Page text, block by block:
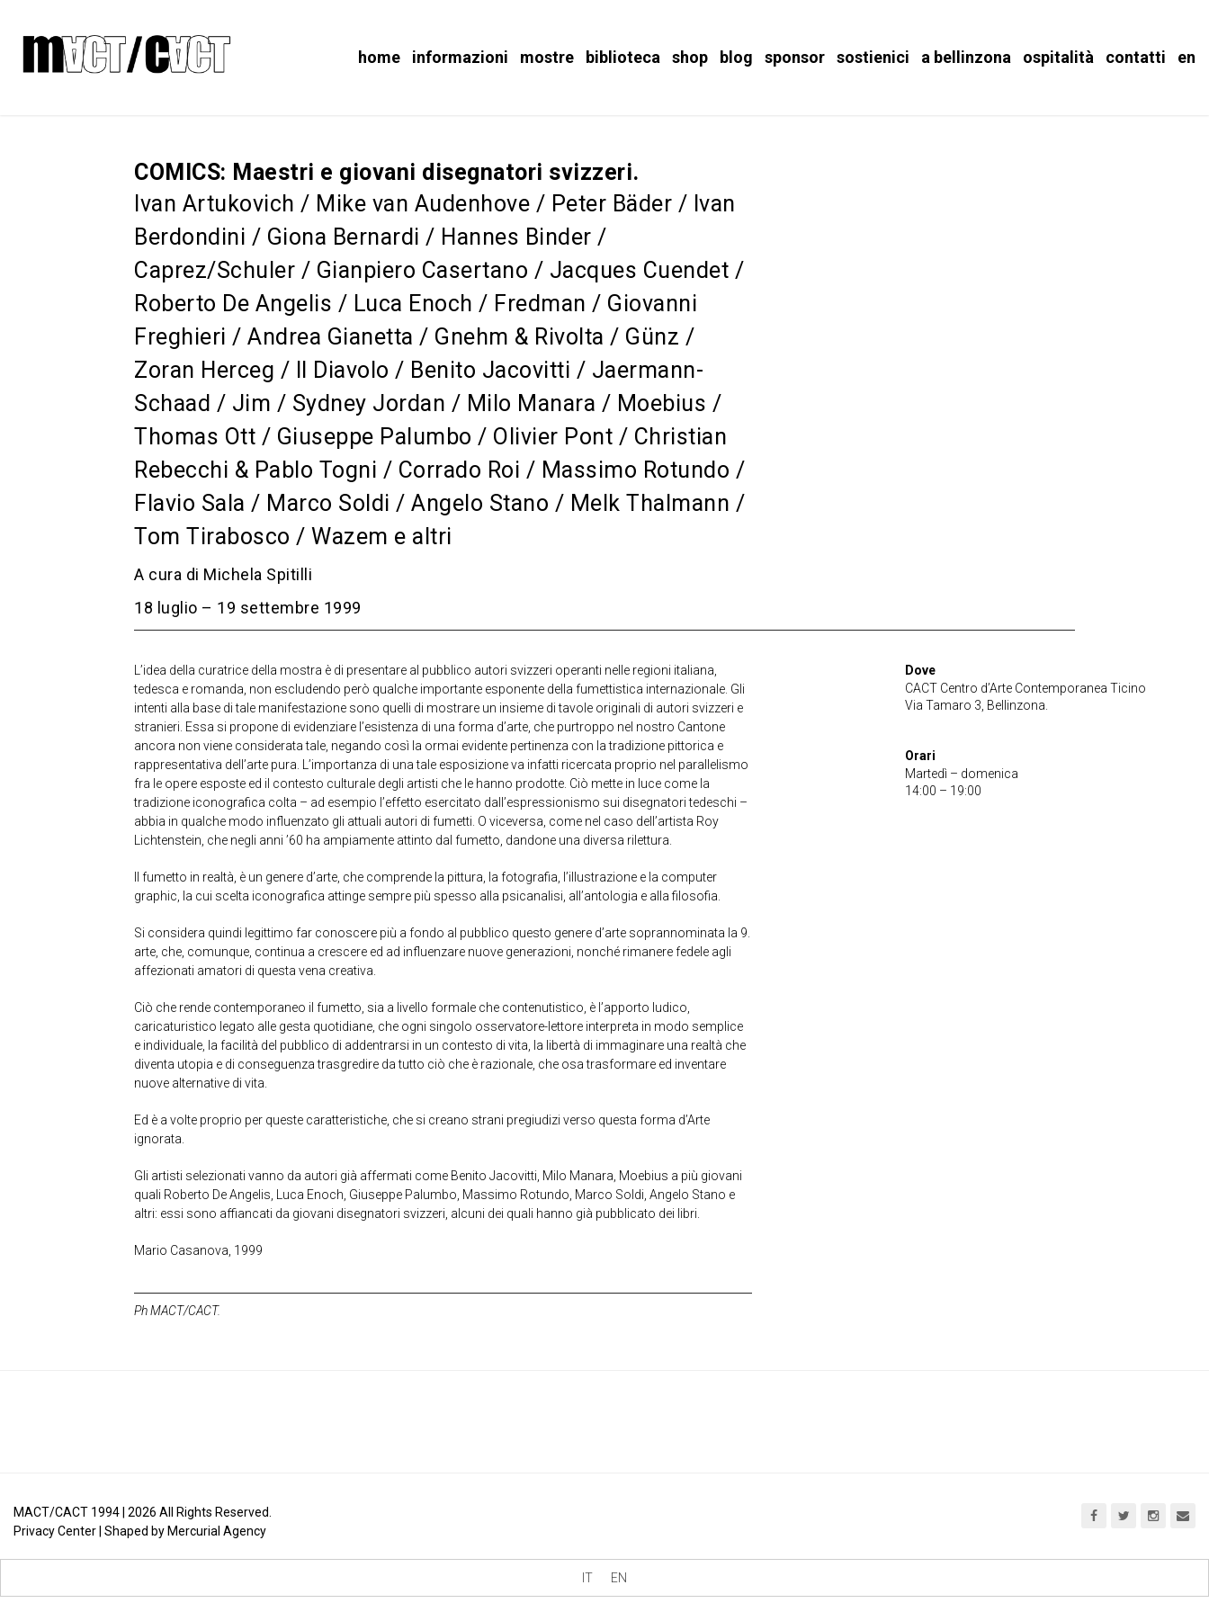
home informazioni mostre biblioteca shop blog sponsor sostienici a bellinzona ospitalità contatti en
COMICS: Maestri e giovani disegnatori svizzeri.
Ivan Artukovich / Mike van Audenhove / Peter Bäder / Ivan
Berdondini / Giona Bernardi / Hannes Binder /
Caprez/Schuler / Gianpiero Casertano / Jacques Cuendet /
Roberto De Angelis / Luca Enoch / Fredman / Giovanni
Freghieri / Andrea Gianetta / Gnehm & Rivolta / Günz /
Zoran Herceg / Il Diavolo / Benito Jacovitti / Jaermann-
Schaad / Jim / Sydney Jordan / Milo Manara / Moebius /
Thomas Ott / Giuseppe Palumbo / Olivier Pont / Christian
Rebecchi & Pablo Togni / Corrado Roi / Massimo Rotundo /
Flavio Sala / Marco Soldi / Angelo Stano / Melk Thalmann /
Tom Tirabosco / Wazem e altri
A cura di Michela Spitilli
18 luglio – 19 settembre 1999
L’idea della curatrice della mostra è di presentare al pubblico autori svizzeri operanti nelle regioni italiana,
tedesca e romanda, non escludendo però qualche importante esponente della fumettistica internazionale. Gli
intenti alla base di tale manifestazione sono quelli di mostrare un insieme di tavole originali di autori svizzeri e
stranieri. Essa si propone di evidenziare l’esistenza di una forma d’arte, che purtroppo nel nostro Cantone
ancora non viene considerata tale, negando così la ormai evidente pertinenza con la tradizione pittorica e
rappresentativa dell’arte pura. L’importanza di una tale esposizione va infatti ricercata proprio nel parallelismo
fra le opere esposte ed il contesto culturale degli artisti che le hanno prodotte. Ciò mette in luce come la
tradizione iconografica colta – ad esempio l’effetto esercitato dall’espressionismo sui disegnatori tedeschi –
abbia in qualche modo influenzato gli attuali autori di fumetti. O viceversa, come nel caso dell’artista Roy
Lichtenstein, che negli anni ’60 ha ampiamente attinto dal fumetto, dandone una diversa rilettura.
Il fumetto in realtà, è un genere d’arte, che comprende la pittura, la fotografia, l’illustrazione e la computer
graphic, la cui scelta iconografica attinge sempre più spesso alla psicanalisi, all’antologia e alla filosofia.
Si considera quindi legittimo far conoscere più a fondo al pubblico questo genere d’arte soprannominata la 9.
arte, che, comunque, continua a crescere ed ad influenzare nuove generazioni, nonché rimanere fedele agli
affezionati amatori di questa vena creativa.
Ciò che rende contemporaneo il fumetto, sia a livello formale che contenutistico, è l’apporto ludico,
caricaturistico legato alle gesta quotidiane, che ogni singolo osservatore-lettore interpreta in modo semplice
e individuale, la facilità del pubblico di addentrarsi in un contesto di vita, la libertà di immaginare una realtà che
diventa utopia e di conseguenza trasgredire da tutto ciò che è razionale, che osa trasformare ed inventare
nuove alternative di vita.
Ed è a volte proprio per queste caratteristiche, che si creano strani pregiudizi verso questa forma d’Arte
ignorata.
Gli artisti selezionati vanno da autori già affermati come Benito Jacovitti, Milo Manara, Moebius a più giovani
quali Roberto De Angelis, Luca Enoch, Giuseppe Palumbo, Massimo Rotundo, Marco Soldi, Angelo Stano e
altri: essi sono affiancati da giovani disegnatori svizzeri, alcuni dei quali hanno già pubblicato dei libri.
Mario Casanova, 1999
Ph MACT/CACT.
Dove
CACT Centro d’Arte Contemporanea Ticino
Via Tamaro 3, Bellinzona.
Orari
Martedì – domenica
14:00 – 19:00
MACT/CACT 1994 | 2026 All Rights Reserved.
Privacy Center | Shaped by Mercurial Agency
IT EN